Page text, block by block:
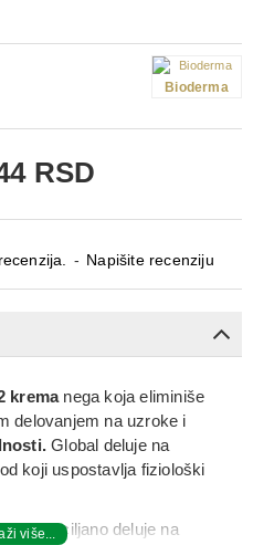
- Napišite recenziju
RSD
Bioderma
kremanega koja eliminiše
delovanjem na uzroke i
Global deluje na
koji uspostavlja fiziološki
krema ciljano deluje na